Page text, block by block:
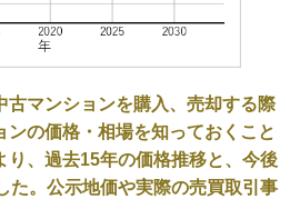
古マンションを購入、売却する際
ンの価格・相場を知っておくこと
り、過去15年の価格推移と、今後
た。公示地価や実際の売買取引事